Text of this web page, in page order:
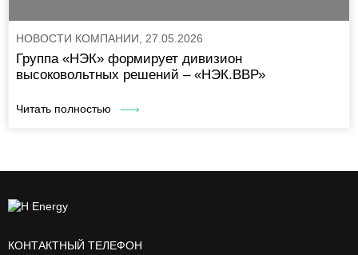
НОВОСТИ КОМПАНИИ, 27.05.2026
Группа «НЭК» формирует дивизион
высоковольтных решений – «НЭК.ВВР»
Читать полностью
КОНТАКТНЫЙ ТЕЛЕФОН